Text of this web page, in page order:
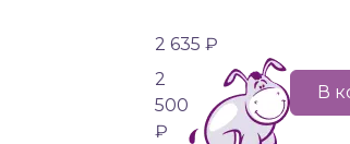
2 635 ₽
2
500
₽
В